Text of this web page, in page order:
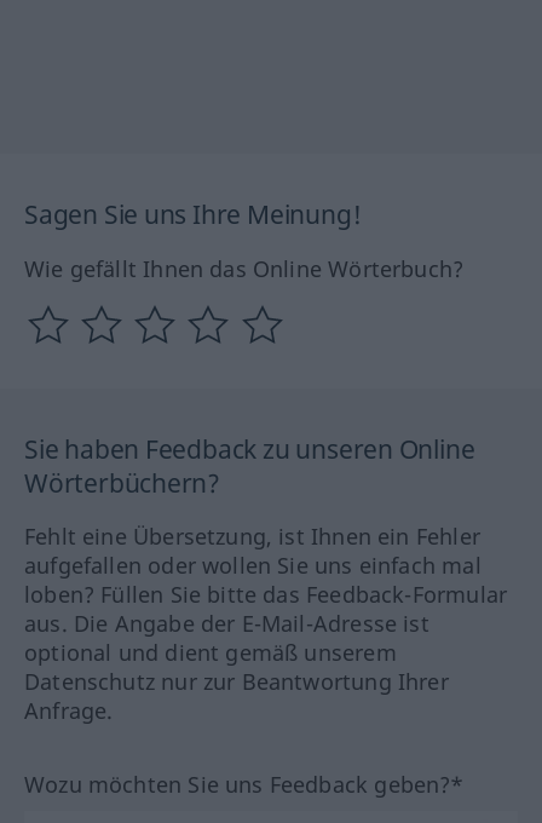
Sagen Sie uns Ihre Meinung!
Wie gefällt Ihnen das Online Wörterbuch?
Sie haben Feedback zu unseren Online
Wörterbüchern?
Fehlt eine Übersetzung, ist Ihnen ein Fehler
aufgefallen oder wollen Sie uns einfach mal
loben? Füllen Sie bitte das Feedback-Formular
aus. Die Angabe der E-Mail-Adresse ist
optional und dient gemäß unserem
Datenschutz nur zur Beantwortung Ihrer
Anfrage.
Wozu möchten Sie uns Feedback geben?*